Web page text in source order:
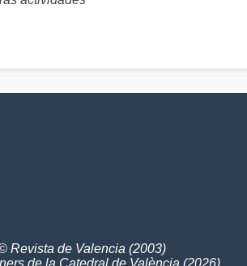
Revista de Valencia (2003)
de la Catedral de València (2026)